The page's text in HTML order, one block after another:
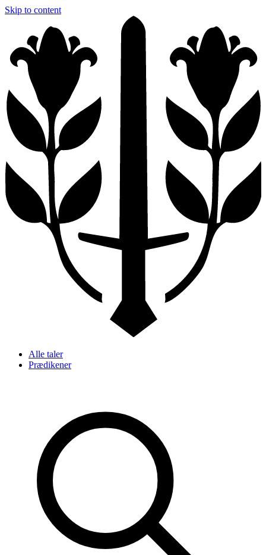
Skip to content
Alle taler
Prædikener